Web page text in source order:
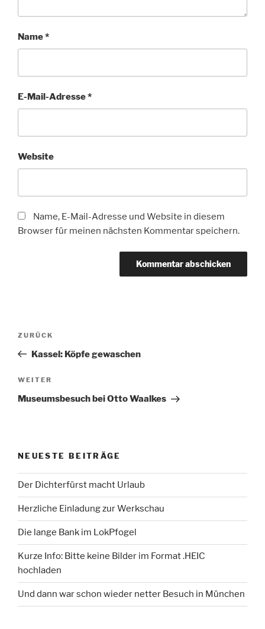
Name*
E-Mail-Adresse*
Website
Name, E-Mail-Adresse und Website in diesem
Browser für meinen nächsten Kommentar speichern.
Beitragsnavigation
Vorheriger
Beitrag
ZURÜCK
Kassel: Köpfe gewaschen
Nächster
Beitrag
WEITER
Museumsbesuch bei Otto Waalkes
NEUESTE BEITRÄGE
Der Dichterfürst macht Urlaub
Herzliche Einladung zur Werkschau
Die lange Bank im LokPfogel
Kurze Info: Bitte keine Bilder im Format .HEIC
hochladen
Und dann war schon wieder netter Besuch in München